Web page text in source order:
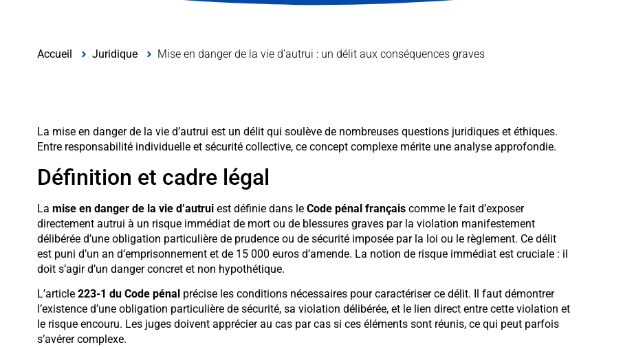
Accueil Juridique Mise en danger de la vie d’autrui : un délit aux conséquences graves
La mise en danger de la vie d’autrui est un délit qui soulève de nombreuses questions juridiques et éthiques.
Entre responsabilité individuelle et sécurité collective, ce concept complexe mérite une analyse approfondie.
Définition et cadre légal
La mise en danger de la vie d’autruiest définie dans le Code pénal françaiscomme le fait d’exposer
directement autrui à un risque immédiat de mort ou de blessures graves par la violation manifestement
délibérée d’une obligation particulière de prudence ou de sécurité imposée par la loi ou le règlement. Ce délit
est puni d’un an d’emprisonnement et de 15 000 euros d’amende. La notion de risque immédiat est cruciale : il
doit s’agir d’un danger concret et non hypothétique.
L’article 223-1 du Code pénal précise les conditions nécessaires pour caractériser ce délit. Il faut démontrer
l’existence d’une obligation particulière de sécurité, sa violation délibérée, et le lien direct entre cette violation et
le risque encouru. Les juges doivent apprécier au cas par cas si ces éléments sont réunis, ce qui peut parfois
s’avérer complexe.